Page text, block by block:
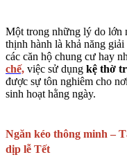
Một trong những lý do lớn
thịnh hành là khả năng
các căn hộ chung cư hay
chế, việc sử dụng kệ thờ
được sự tôn nghiêm cho
sinh hoạt hằng ngày.
Ngăn kéo thông minh –
dịp lễ Tết